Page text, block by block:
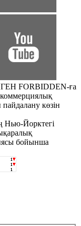
FORBIDDEN-ға
коммерциялық
көзін
Йорктегі
бойынша